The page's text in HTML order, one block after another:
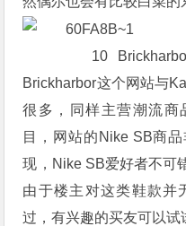
10 Brickharbor （
Brickharbor这个网站与
很多，同样主营潮流商
目，网站的Nike SB商
现，Nike SB爱好者不可
由于楼主对这类鞋款并
过，有兴趣的买友可以试